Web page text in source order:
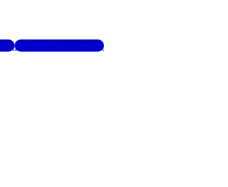
Recherche avancée